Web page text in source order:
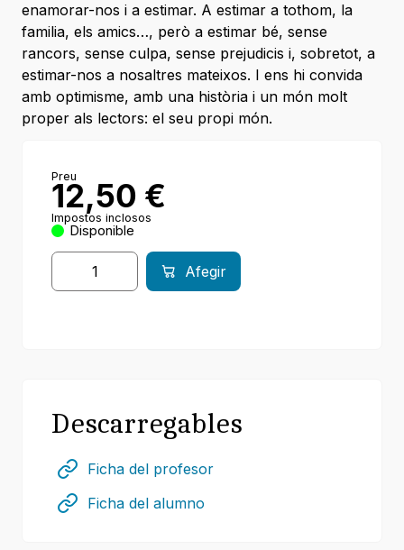
enamorar-nos i a estimar. A estimar a tothom, la
familia, els amics…, però a estimar bé, sense
rancors, sense culpa, sense prejudicis i, sobretot, a
estimar-nos a nosaltres mateixos. I ens hi convida
amb optimisme, amb una història i un món molt
proper als lectors: el seu propi món.
Preu
12,50 €
Impostos inclosos
Disponible
Afegir
Descarregables
Ficha del profesor
Ficha del alumno